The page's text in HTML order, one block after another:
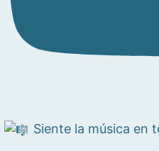
Siente la música en